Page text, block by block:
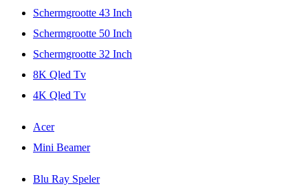
Schermgrootte 43 Inch
Schermgrootte 50 Inch
Schermgrootte 32 Inch
8K Qled Tv
4K Qled Tv
Acer
Mini Beamer
Blu Ray Speler